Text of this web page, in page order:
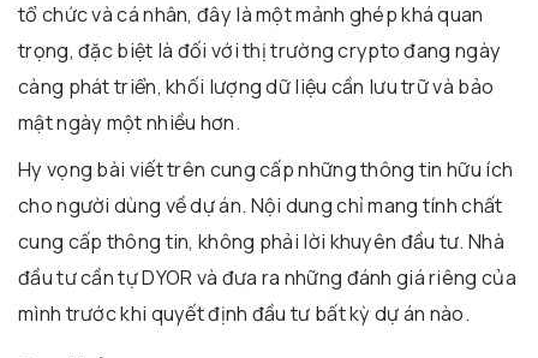
tổ chức và cá nhân, đây là một mảnh ghép khá quan
trọng, đặc biệt là đối với thị trường crypto đang ngày
càng phát triển, khối lượng dữ liệu cần lưu trữ và bảo
mật ngày một nhiều hơn.
Hy vọng bài viết trên cung cấp những thông tin hữu ích
cho người dùng về dự án. Nội dung chỉ mang tính chất
cung cấp thông tin, không phải lời khuyên đầu tư. Nhà
đầu tư cần tự DYOR và đưa ra những đánh giá riêng của
mình trước khi quyết định đầu tư bất kỳ dự án nào.